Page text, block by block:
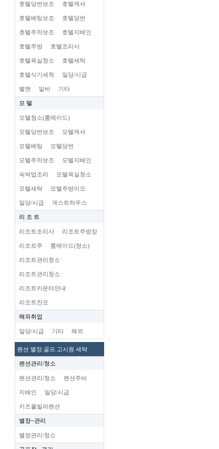
호텔당번보조 호텔캐셔
호텔베팅보조 호텔당번
호텔주차보조 호텔지배인
호텔주방 호텔조리사
호텔욕실청소 호텔세탁
호텔식기세척 일당/시급
벨맨 알바 기타
모 텔
모텔청소(룸메이드)
모텔당번보조 모텔캐셔
모텔베팅 모텔당번
모텔주차보조 모텔지배인
숙박업조리 모텔욕실청소
모텔세탁 모텔주방이모
일당/시급 게스트하우스
리 조 트
리조트조리사 리조트주방장
리조트주 룸메이드(청소)
리조트관리청소
리조트관리청소
리조트카운터안내
리조트찬모
해외취업
일당/시급 기타 해외
펜션 별장.골프.고시원 세탁
펜션관리/청소
펜션관리/청소 펜션주바
지배인 일당/시급
키즈풀빌라펜션
별장~관리
별장관리/청소